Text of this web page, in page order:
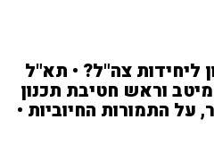
ליחידות צה"ל? • תא"ל
וראש חטיבת תכנון
התמורות החיוביות •